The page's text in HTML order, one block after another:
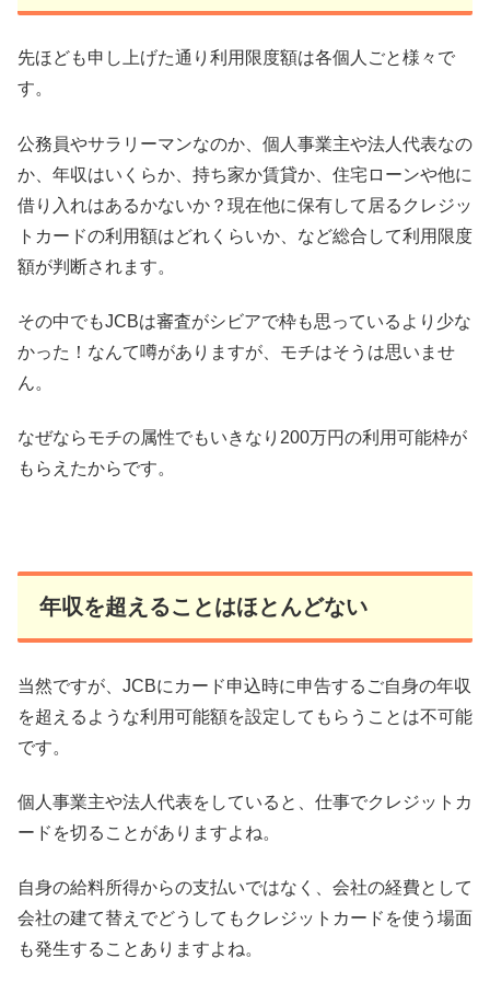
先ほども申し上げた通り利用限度額は各個人ごと様々で
す。
公務員やサラリーマンなのか、個人事業主や法人代表なの
か、年収はいくらか、持ち家か賃貸か、住宅ローンや他に
借り入れはあるかないか？現在他に保有して居るクレジッ
トカードの利用額はどれくらいか、など総合して利用限度
額が判断されます。
その中でもJCBは審査がシビアで枠も思っているより少な
かった！なんて噂がありますが、モチはそうは思いませ
ん。
なぜならモチの属性でもいきなり200万円の利用可能枠が
もらえたからです。
年収を超えることはほとんどない
当然ですが、JCBにカード申込時に申告するご自身の年収
を超えるような利用可能額を設定してもらうことは不可能
です。
個人事業主や法人代表をしていると、仕事でクレジットカ
ードを切ることがありますよね。
自身の給料所得からの支払いではなく、会社の経費として
会社の建て替えでどうしてもクレジットカードを使う場面
も発生することありますよね。